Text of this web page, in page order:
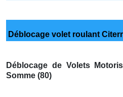
Déblocage volet roulant
Déblocage de Volets
Somme (80)